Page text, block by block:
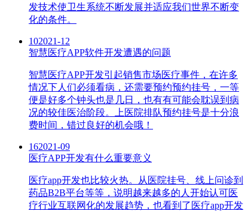
发技术使卫生系统不断发展并适应我们世界不断变
化的条件。
102021-12
智慧医疗APP软件开发遭遇的问题
智慧医疗APP开发引起销售市场医疗事件，在许多
情况下人们必须看病，还需要预约预约挂号，一等
便是好多个钟头也是几日，也有有可能会耽误到病
况的较佳医治阶段。上医院排队预约挂号是十分浪
费时间，错过良好的机会哦！
162021-09
医疗APP开发有什么重要意义
医疗app开发也比较火热。从医院挂号、线上问诊到
药品B2B平台等等，说明越来越多的人开始认可医
疗行业互联网化的发展趋势，也看到了医疗app开发